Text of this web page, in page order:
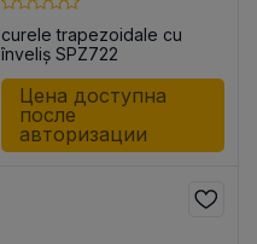
curele trapezoidale cu
înveliș SPZ722
Цена доступна
после
авторизации